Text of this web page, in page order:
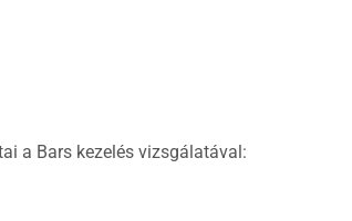
a Bars kezelés vizsgálatával: